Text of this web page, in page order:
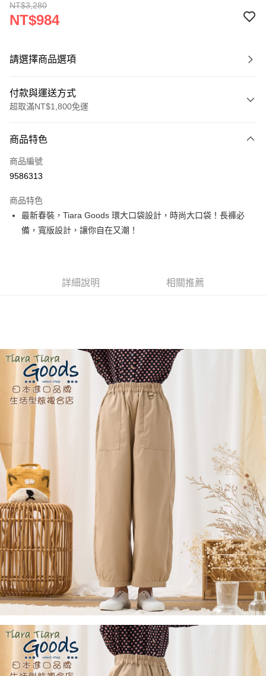
NT$3,280
NT$984
請選擇商品選項
付款與運送方式
超取滿NT$1,800免運
信用卡一次付款
超商取貨付款
Apple Pay
街口支付
【關於「AFTEE先享後付」】
AFTEE先享後付是「在收到商品之後才付款」的支付方式。 讓您購物簡單
便利好安心！
１．簡單：不需註冊會員、不需綁卡、不需儲值。
２．便利：只要手機號碼，簡訊認證，即可結帳。
３．安心：先確認商品／服務後，再付款。
【「AFTEE先享後付」結帳流程】
１．於結帳方式選擇「AFTEE先享後付」後，將跳轉至「AFTEE先享後付」
結帳頁面，進行簡訊認證並確認金額後，即可完成結帳。
２．訂單成立數日內，您將收到繳費通知簡訊。
３．收到繳費通知簡訊後14天內，點擊此簡訊中的連結，可透過四大超商／
ATM／網路銀行／等多元方式進行付款，方視為交易完成。
※ 請注意：結帳手續完成當下不需立刻繳費，但若您需要取消訂單，請聯絡
購買商品的店家。未經商家同意取消之訂單仍視為有效，需透過AFTEE先享
後付繳納相關費用。
※ 交易是否成功請以「AFTEE先享後付 」之結帳頁面顯示為準，若有關於
是否繳費成功／繳費後需取消欲退款等相關疑問，請聯繫「AFTEE先享後付
客戶支援中心」 https://netprotections.freshdesk.com/support/home
【注意事項】
１．透過由恩沛科技股份有限公司提供之「AFTEE先享後付」服務完成之交
易，需依本服務之必要範圍內提供個人資料，並將交易相關給付款項請求債
權轉讓予恩沛科技股份有限公司。
２．關於個人資料處理事宜，請瀏覽以下網址：
https://aftee.tw/terms/#terms3
３．未成年的使用者請事先徵得法定代理人或監護人之同意方可使用
「AFTEE先享後付」，若未經同意申辦者引起之損失，本公司不負相關責
任。
４．使用「AFTEE先享後付」時，將依據個別帳號之用戶狀況，依本公司即
時審查核予不同之上限額度；若仍有額度不足之情形，本公司將視審查結果
ATM付款
運送方式
全家取貨付款
每筆NT$60，滿NT$1,800(含以上)免運費
每筆NT$60，滿NT$1,800(含以上)免運費
7-11取貨付款
每筆NT$60，滿NT$2,000(含以上)免運費
付款後7-11取貨
每筆NT$60，滿NT$2,000(含以上)免運費
黑貓宅急便(包裹尺寸60cm以下)
每筆NT$100，滿NT$2,000(含以上)免運費
黑貓宅急便(包裹尺寸90cm以下)
每筆NT$140，滿NT$2,000(含以上)免運費
商品特色
商品編號
9586313
商品特色
最新春裝，Tiara Goods 環大口袋設計，時尚大口袋！長褲必
備，寬版設計，讓你自在又潮！
詳細說明 相關推薦